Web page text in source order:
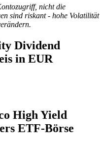
nicht die
sind riskant - hohe Volatilität
Dividend
in EUR
High Yield
ETF-Börse